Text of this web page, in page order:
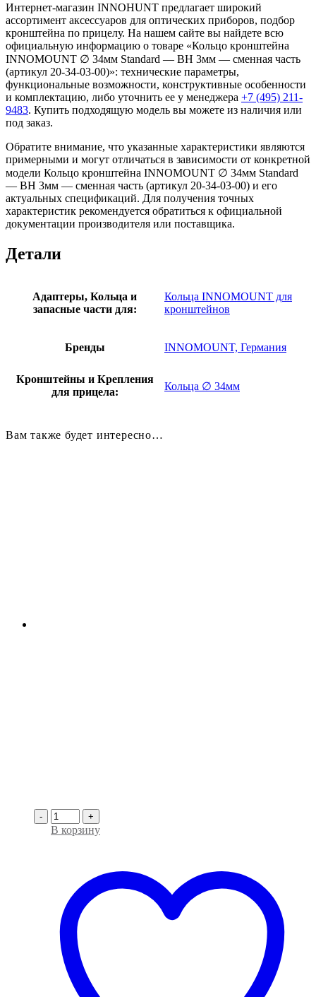
Интернет-магазин INNOHUNT предлагает широкий
ассортимент аксессуаров для оптических приборов, подбор
кронштейна по прицелу. На нашем сайте вы найдете всю
официальную информацию о товаре «Кольцо кронштейна
INNOMOUNT ∅ 34мм Standard — BH 3мм — сменная часть
(артикул 20-34-03-00)»: технические параметры,
функциональные возможности, конструктивные особенности
и комплектацию, либо уточнить ее у менеджера +7 (495) 211-
9483. Купить подходящую модель вы можете из наличия или
под заказ.
Обратите внимание, что указанные характеристики являются
примерными и могут отличаться в зависимости от конкретной
модели Кольцо кронштейна INNOMOUNT ∅ 34мм Standard
— BH 3мм — сменная часть (артикул 20-34-03-00) и его
актуальных спецификаций. Для получения точных
характеристик рекомендуется обратиться к официальной
документации производителя или поставщика.
Детали
Адаптеры, Кольца и
запасные части для:
Кольца INNOMOUNT для
кронштейнов
Бренды INNOMOUNT, Германия
Кронштейны и Крепления
для прицела:
Кольца ∅ 34мм
Вам также будет интересно…
- +
В корзину